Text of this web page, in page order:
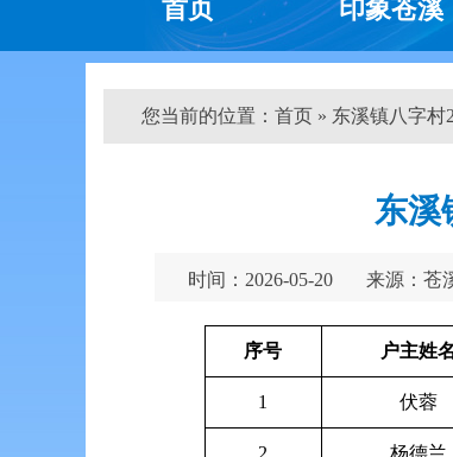
首页 印象苍溪
您当前的位置： 首页 » 东溪镇八字村
东溪
时间：2026-05-20 来源：苍
序号 户主姓名
1 伏蓉
2 杨德兰